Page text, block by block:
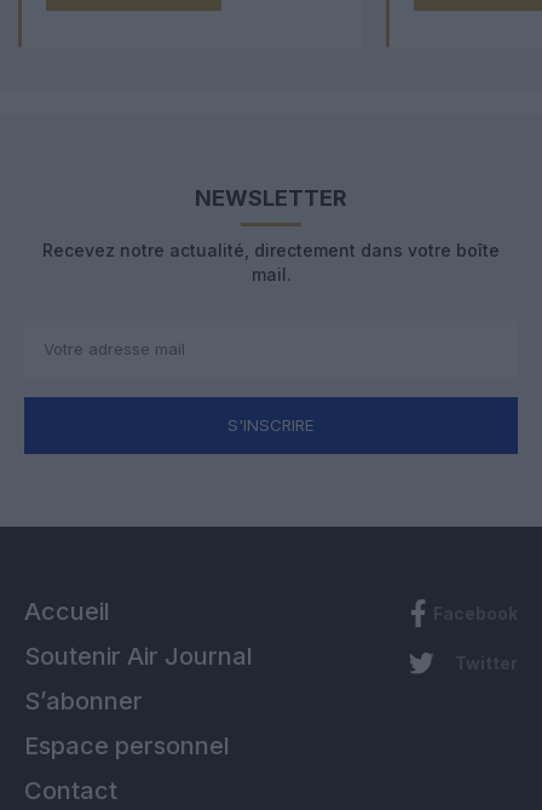
NEWSLETTER
Recevez notre actualité, directement dans votre boîte
mail.
S'INSCRIRE
Accueil
Soutenir Air Journal
S’abonner
Espace personnel
Contact